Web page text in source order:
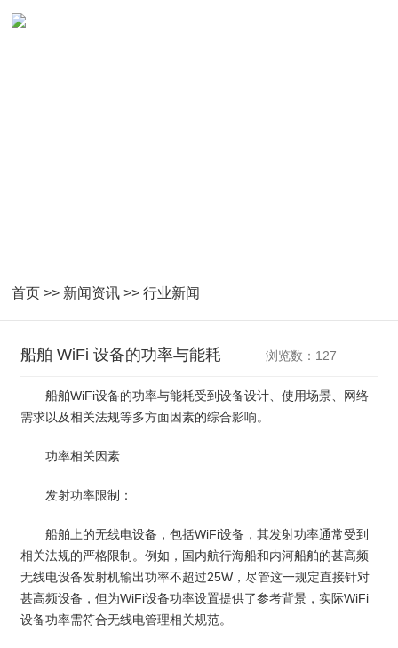
首页 >> 新闻资讯 >>行业新闻
船舶 WiFi 设备的功率与能耗 浏览数：127
船舶WiFi设备的功率与能耗受到设备设计、使用场景、网络
需求以及相关法规等多方面因素的综合影响。
功率相关因素
发射功率限制：
船舶上的无线电设备，包括WiFi设备，其发射功率通常受到
相关法规的严格限制。例如，国内航行海船和内河船舶的甚高频
无线电设备发射机输出功率不超过25W，尽管这一规定直接针对
甚高频设备，但为WiFi设备功率设置提供了参考背景，实际WiFi
设备功率需符合无线电管理相关规范。